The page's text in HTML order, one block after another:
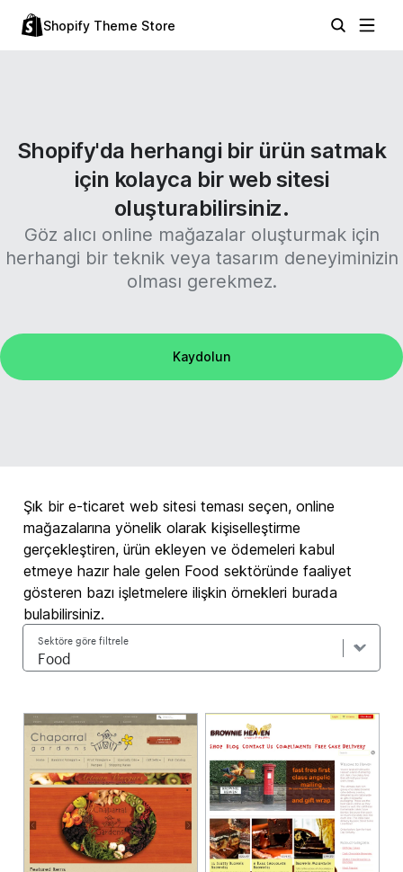
Shopify Theme Store
Shopify'da herhangi bir ürün satmak
için kolayca bir web sitesi
oluşturabilirsiniz.
Göz alıcı online mağazalar oluşturmak için
herhangi bir teknik veya tasarım deneyiminizin
olması gerekmez.
Kaydolun
Şık bir e-ticaret web sitesi teması seçen, online
mağazalarına yönelik olarak kişiselleştirme
gerçekleştiren, ürün ekleyen ve ödemeleri kabul
etmeye hazır hale gelen Food sektöründe faaliyet
gösteren bazı işletmelere ilişkin örnekleri burada
bulabilirsiniz.
Sektöre göre filtrele